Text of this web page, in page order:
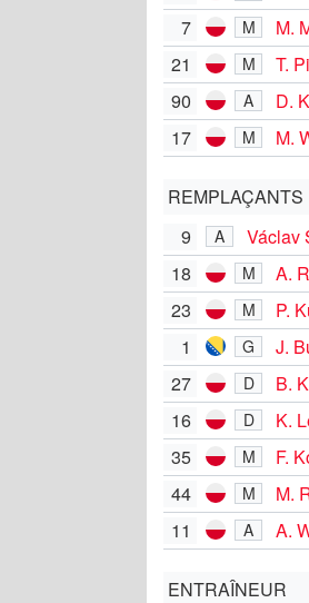
7
M
M.
21
M T.
90 A D.
17 M M.
REMPLAÇANTS
9
A Václav
18 M A.
23 M P.
1 G
J.
27
D
B.
16
D
K.
35
M
F.
44
M
M.
11
A A.
ENTRAÎNEUR